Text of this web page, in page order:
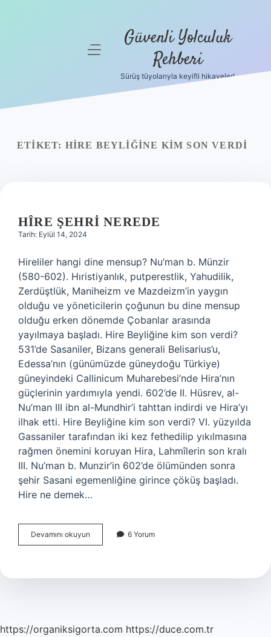
menüyü Güvenli Yolculuk
Rehberi
Sürüş tüyolarıyla keyifli hikayeler!
ETIKET: HIRE BEYLIĞINE KIM SON VERDI
HÎRE ŞEHRI NEREDE
Tarih: Eylül 14, 2024
Hireliler hangi dine mensup? Nu’man b. Münzir
(580-602). Hıristiyanlık, putperestlik, Yahudilik,
Zerdüştlük, Maniheizm ve Mazdeizm’in yaygın
olduğu ve yöneticilerin çoğunun bu dine mensup
olduğu erken dönemde Çobanlar arasında
yayılmaya başladı. Hire Beyliğine kim son verdi?
531’de Sasaniler, Bizans generali Belisarius’u,
Edessa’nın (günümüzde güneydoğu Türkiye)
güneyindeki Callinicum Muharebesi’nde Hira’nın
güçlerinin yardımıyla yendi. 602’de II. Hüsrev, al-
Nu’man III ibn al-Mundhir’i tahttan indirdi ve Hira’yı
ilhak etti. Hire Beyliğine kim son verdi? VI. yüzyılda
Gassaniler tarafından iki kez fethedilip yıkılmasına
rağmen önemini koruyan Hira, Lahmîlerin son kralı
III. Nu’man b. Munzir’in 602’de ölümünden sonra
şehir Sasani egemenliğine girince çöküş başladı.
Hire ne demek…
Devamını okuyun
Şehri
6 Yorum
https://organiksigorta.com https://duce.com.tr